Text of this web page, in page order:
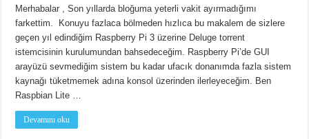
Merhabalar , Son yıllarda bloğuma yeterli vakit ayırmadığımı
farkettim. Konuyu fazlaca bölmeden hızlıca bu makalem de sizlere
geçen yıl edindiğim Raspberry Pi 3 üzerine Deluge torrent
istemcisinin kurulumundan bahsedeceğim. Raspberry Pi’de GUI
arayüzü sevmediğim sistem bu kadar ufacık donanımda fazla sistem
kaynağı tüketmemek adına konsol üzerinden ilerleyeceğim. Ben
Raspbian Lite …
Devamını oku